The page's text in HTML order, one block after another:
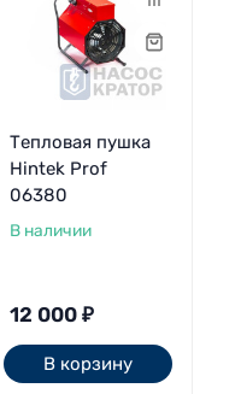
Тепловая пушка
Hintek Prof
06380
В наличии
12 000 ₽
В корзину